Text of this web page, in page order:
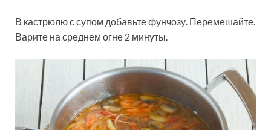
В кастрюлю с супом добавьте фунчозу. Перемешайте.
Варите на среднем огне 2 минуты.